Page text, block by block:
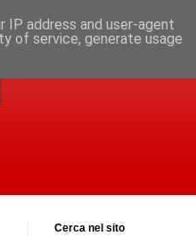
Cerca nel sito
IP address and user-agent
of service, generate usage